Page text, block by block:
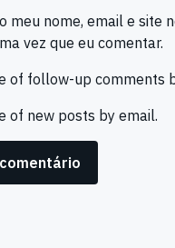
meu nome, email e site
vez que eu comentar.
of follow-up comments
of new posts by email.